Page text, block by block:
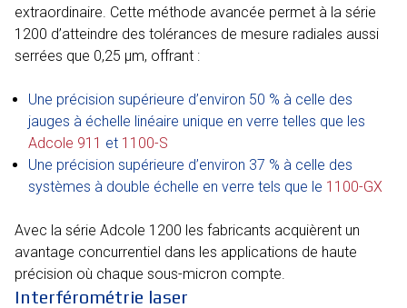
extraordinaire. Cette méthode avancée permet à la série
1200 d’atteindre des tolérances de mesure radiales aussi
serrées que 0,25 µm, offrant :
Une précision supérieure d’environ 50 % à celle des
jauges à échelle linéaire unique en verre telles que les
Adcole 911 et 1100-S
Une précision supérieure d’environ 37 % à celle des
systèmes à double échelle en verre tels que le 1100-GX
Avec la série Adcole 1200 les fabricants acquièrent un
avantage concurrentiel dans les applications de haute
précision où chaque sous-micron compte.
Interférométrie laser